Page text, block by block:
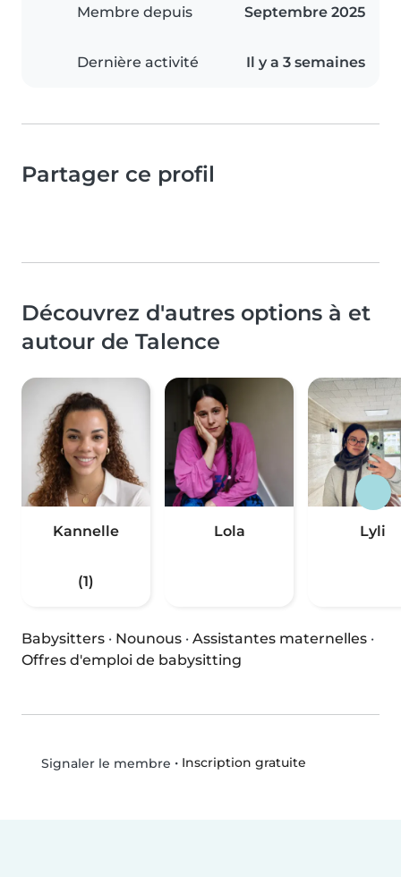
Membre depuis Septembre 2025
Dernière activité Il y a 3 semaines
Partager ce profil
Découvrez d'autres options à et
autour de Talence
Kannelle
(1)
Lola Lyli
Babysitters · Nounous · Assistantes maternelles ·
Offres d'emploi de babysitting
Signaler le membre • Inscription gratuite